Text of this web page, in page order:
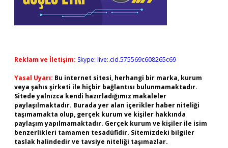
Reklam ve İletişim: Skype: live:.cid.575569c608265c69
Yasal Uyarı: Bu internet sitesi, herhangi bir marka, kurum
veya şahıs şirketi ile hiçbir bağlantısı bulunmamaktadır.
Sitede yalnızca kendi hazırladığımız makaleler
paylaşılmaktadır. Burada yer alan içerikler haber niteliği
taşımamakta olup, gerçek kurum ve kişiler hakkında
paylaşım yapılmamaktadır. Gerçek kurum ve kişiler ile isim
benzerlikleri tamamen tesadüfidir. Sitemizdeki bilgiler
taslak halindedir ve tavsiye niteliği taşımazlar.